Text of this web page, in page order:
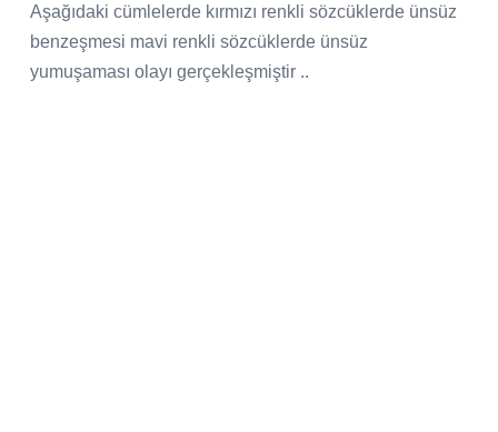
Aşağıdaki cümlelerde kırmızı renkli sözcüklerde ünsüz
benzeşmesi mavi renkli sözcüklerde ünsüz
yumuşaması olayı gerçekleşmiştir ..